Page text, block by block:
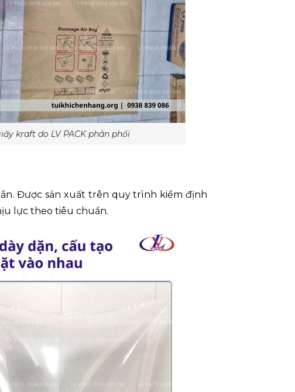
kraft do LV PACK phân phối
Được sản xuất trên quy trình kiểm định
lực theo tiêu chuẩn.